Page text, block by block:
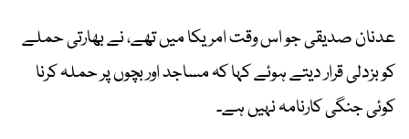
عدنان صدیقی جو اس وقت امریکا میں تھے، نے بھارتی حملے
کو بزدلی قرار دیتے ہوئے کہا کہ مساجد اور بچوں پر حملہ کرنا
کوئی جنگی کارنامہ نہیں ہے۔